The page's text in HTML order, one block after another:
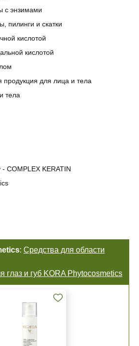
с энзимами
пилинги и скатки
кислотой
кислотой
продукция для лица и тела
тела
COMPLEX KERATIN
: Средства для области
глаз и губ KORA Phytocosmetics